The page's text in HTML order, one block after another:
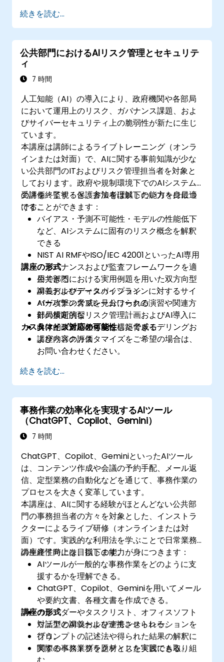
続きを読む...
公共部門におけるAIリスク管理とセキュリテ
ィ
7 時間
人工知能（AI）の導入により、政府機関や各部局
において運用上のリスク、ガバナンス課題、およ
びサイバーセキュリティ上の脆弱性が新たに生じ
ています。
本講座は講師によるライブトレーニング（オンラ
インまたは対面）で、AIに関する事前知識が少な
い公共部門のITおよびリスク管理担当者を対象と
しております。政府や規制環境下でのAIシステム
の評価・監視・保護方法を理解したい方々に最適
です。
受講を終了すると、参加者は以下の能力を身につ
けることができます：
バイアス・予測不可能性・モデルの性能低下
など、AIシステムに固有のリスク概念を解釈
できる
NIST AI RMFやISO/IEC 42001といったAI専用
のガバナンスおよび監査フレームワークを適
用できる
AIモデルやデータパイプラインに対するサイ
バー攻撃の脅威を見分けられる
部局横断的なリスク管理計画およびAI導入に
向けた政策調整体制を構築できる
講座の形式
公共部門における実用例題を用いた双方向型
講義およびディスカッション
AIガバナンスフレームワークの演習や関連方
針の策定演習
具体的シナリオを基にした脅威モデリングお
よびリスク評価
カスタマイズ対応の可能性
講座内容のカスタマイズをご希望の場合は、
お問い合わせください。
続きを読む...
事務作業の効率化を実現するAIツール
（ChatGPT、Copilot、Gemini）
7 時間
ChatGPT、Copilot、GeminiといったAIツール
は、コンテンツ作成や会議の予約手配、メール返
信、定型業務の自動化などを通じて、事務作業の
プロセスを大きく変革しています。
本講座は、AIに関する経験がほとんどない公共部
門の事務担当者の方々を対象とした、インストラ
クターによるライブ研修（オンラインまたは対
面）です。実践的な利用法を学ぶことで日常業務
の生産性向上を目指します。
講座終了時には、以下の能力が身につきます：
AIツールが一般的な事務作業をどのように支
援するかを理解できる。
ChatGPT、Copilot、Geminiを用いてメール
や要約文書、各種文書を作成できる。
カレンダーやタスクリスト、オフィスソフト
ウェアとAIツールを連携させられる。
プロンプトの記述法や得られた結果の解釈に
関するベストプラクティスを実践できる。
講座の形式
対話型の講義およびデモンストレーションを
行う。
実際の事務業務を題材とした実習にも取り組